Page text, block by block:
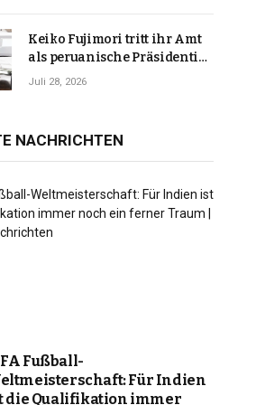
Keiko Fujimori tritt ihr Amt
als peruanische Präsidentin
an und verspricht, das
Juli 28, 2026
NACHRICHTEN
Fußball-
Für Indien
die Qualifikation immer